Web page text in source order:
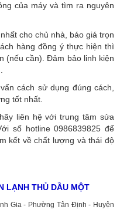
của máy và tìm ra nguyên
cho chủ nhà, báo giá trọn
hàng đồng ý thực hiện thì
(nếu cần). Đảm bảo linh kiện
cách sử dụng đúng cách,
tốt nhất.
liên hệ với trung tâm sửa
số hotline 0986839825 để
kết về chất lượng và thái độ
LẠNH THỦ DẦU MỘT
Gia - Phường Tân Định - Huyện